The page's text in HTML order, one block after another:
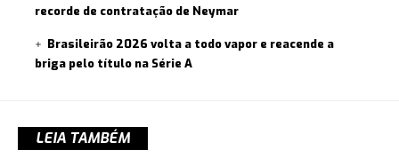
recorde de contratação de Neymar
Brasileirão 2026 volta a todo vapor e reacende a
briga pelo título na Série A
LEIA TAMBÉM